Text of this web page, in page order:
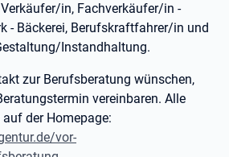
in, Fachverkäufer/in -
- Bäckerei, Berufskraftfahrer/in und
Instandhaltung.
zur Berufsberatung wünschen,
vereinbaren. Alle
der Homepage:
vor-